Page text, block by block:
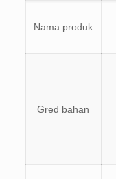
Nama produk
Gred bahan